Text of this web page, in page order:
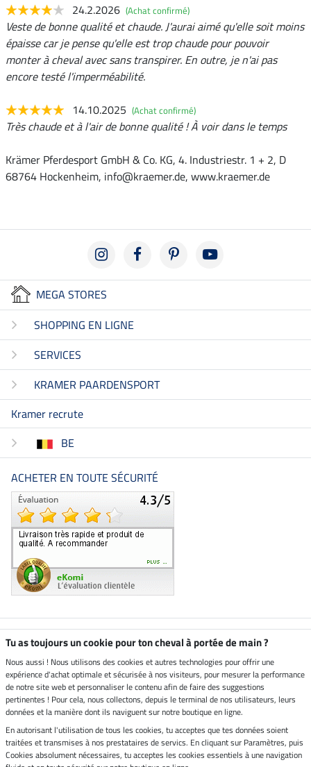
24.2.2026 (Achat confirmé)
Veste de bonne qualité et chaude. J'aurai aimé qu'elle soit moins
épaisse car je pense qu'elle est trop chaude pour pouvoir
monter à cheval avec sans transpirer. En outre, je n'ai pas
encore testé l'imperméabilité.
14.10.2025 (Achat confirmé)
Très chaude et à l'air de bonne qualité ! À voir dans le temps
Krämer Pferdesport GmbH & Co. KG, 4. Industriestr. 1 + 2, D
68764 Hockenheim, info@kraemer.de, www.kraemer.de
MEGA STORES
SHOPPING EN LIGNE
SERVICES
KRAMER PAARDENSPORT
Kramer recrute
BE
ACHETER EN TOUTE SÉCURITÉ
Boutique climatiquement
neutre
Livraison par
Paiement sécurisé
Tu as toujours un cookie pour ton cheval à portée de main ?
Nous aussi ! Nous utilisons des cookies et autres technologies pour offrir une
expérience d'achat optimale et sécurisée à nos visiteurs, pour mesurer la performance
de notre site web et personnaliser le contenu afin de faire des suggestions
pertinentes ! Pour cela, nous collectons, depuis le terminal de nos utilisateurs, leurs
données et la manière dont ils naviguent sur notre boutique en ligne.
En autorisant l'utilisation de tous les cookies, tu acceptes que tes données soient
traitées et transmises à nos prestataires de servics. En cliquant sur Paramètres, puis
Cookies absolument nécessaires, tu acceptes les cookies essentiels à une navigation